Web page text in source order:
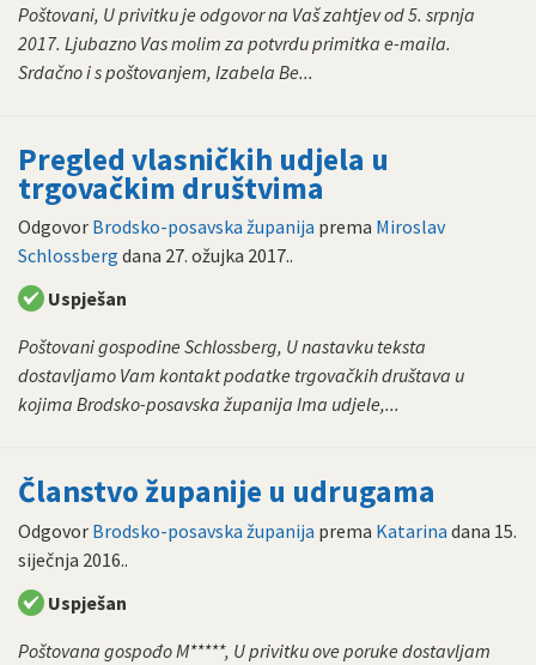
Poštovani, U privitku je odgovor na Vaš zahtjev od 5. srpnja
2017. Ljubazno Vas molim za potvrdu primitka e-maila.
Srdačno i s poštovanjem, Izabela Be...
Pregled vlasničkih udjela u
trgovačkim društvima
Odgovor Brodsko-posavska županija prema Miroslav
Schlossberg dana 27. ožujka 2017..
Uspješan
Poštovani gospodine Schlossberg, U nastavku teksta
dostavljamo Vam kontakt podatke trgovačkih društava u
kojima Brodsko-posavska županija Ima udjele,...
Članstvo županije u udrugama
Odgovor Brodsko-posavska županija prema Katarina dana 15.
siječnja 2016..
Uspješan
Poštovana gospođo M*****, U privitku ove poruke dostavljam